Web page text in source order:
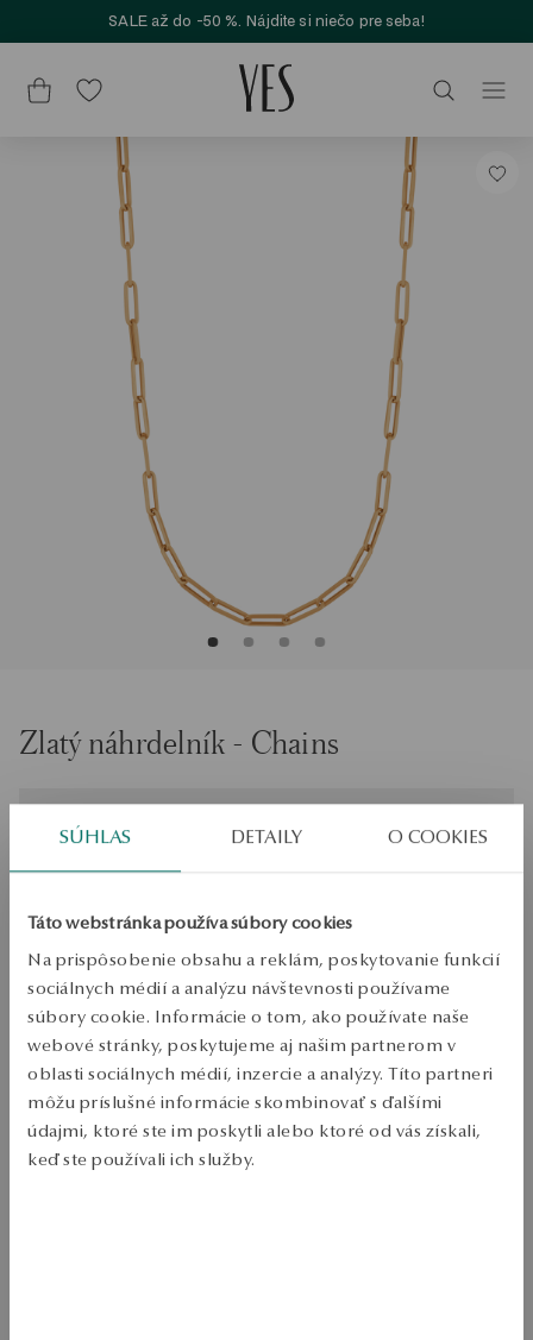
SÚHLAS DETAILY O COOKIES
Táto webstránka používa súbory cookies
Na prispôsobenie obsahu a reklám, poskytovanie funkcií
sociálnych médií a analýzu návštevnosti používame
súbory cookie. Informácie o tom, ako používate naše
webové stránky, poskytujeme aj našim partnerom v
oblasti sociálnych médií, inzercie a analýzy. Títo partneri
môžu príslušné informácie skombinovať s ďalšími
údajmi, ktoré ste im poskytli alebo ktoré od vás získali,
keď ste používali ich služby.
SALE až do -50 %. Nájdite si niečo pre seba!
Zlatý náhrdelník - Chains
PRIDAŤ DO KOŠÍKA
Overiť dostupnosť
Zásielka:1pracovné dni
Doprava zdarma od 70 EUR
Bezplatné vrátenie tovaru do 30 dní
PODROBNOSTI